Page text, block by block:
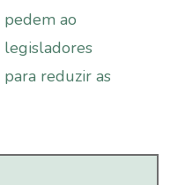
pedem ao
legisladores
reduzir as